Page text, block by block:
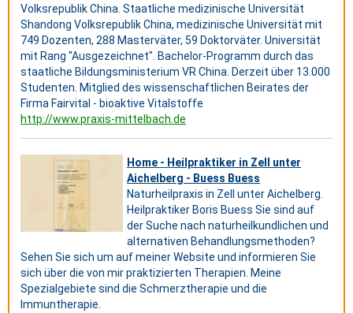
Volksrepublik China. Staatliche medizinische Universität
Shandong Volksrepublik China, medizinische Universität mit
749 Dozenten, 288 Masterväter, 59 Doktorväter. Universität
mit Rang "Ausgezeichnet". Bachelor-Programm durch das
staatliche Bildungsministerium VR China. Derzeit über 13.000
Studenten. Mitglied des wissenschaftlichen Beirates der
Firma Fairvital - bioaktive Vitalstoffe
http://www.praxis-mittelbach.de
Home - Heilpraktiker in Zell unter
Aichelberg - Buess Buess
Naturheilpraxis in Zell unter Aichelberg.
Heilpraktiker Boris Buess Sie sind auf
der Suche nach naturheilkundlichen und
alternativen Behandlungsmethoden?
Sehen Sie sich um auf meiner Website und informieren Sie
sich über die von mir praktizierten Therapien. Meine
Spezialgebiete sind die Schmerztherapie und die
Immuntherapie.